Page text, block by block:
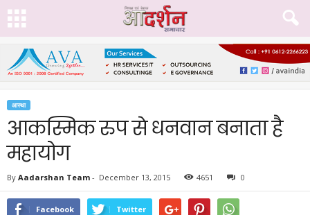
आस्था
आकस्मिक रुप से धनवान बनाता है
महायोग
By Aadarshan Team - December 13, 2015 4651 0
Facebook Twitter